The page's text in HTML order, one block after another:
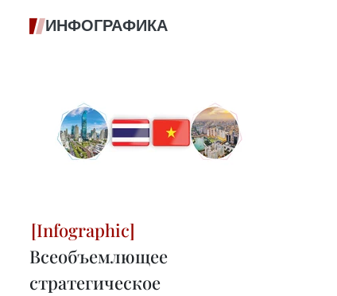
ИНФОГРАФИКА
Всеобъемлющее
стратегическое